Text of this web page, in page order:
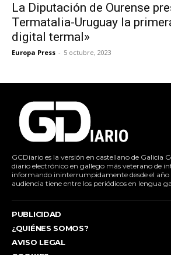
La Diputación de Ourense
Termatalia-Uruguay la
digital termal»
Europa Press - 5 octubre, 2023
GCDiario es la versión en castellano de Galicia
diario electrónico en gallego más veterano de
informando ininterrumpidamente desde el año
audiencia tiene entre los periódicos en lengua
PUBLICIDAD
¿QUIÉNES SOMOS?
AVISO LEGAL